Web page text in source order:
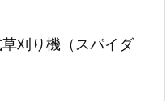
刈り機（スパイダ